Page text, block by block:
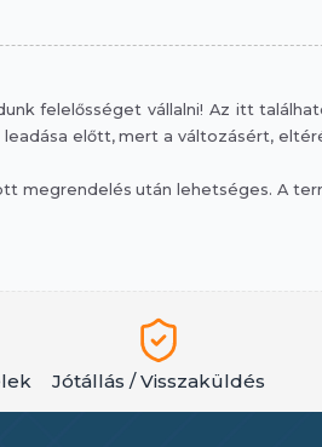
felelősséget vállalni! Az itt
előtt, mert a változásért,
megrendelés után lehetséges. A
Jótállás / Visszaküldés